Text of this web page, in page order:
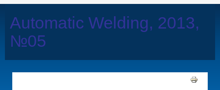
Automatic Welding, 2013,
№05